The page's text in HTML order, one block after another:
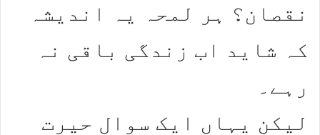
نقصان؟ ہر لمحہ یہ اندیشہ
کہ شاید اب زندگی باقی نہ
رہے۔
لیکن یہاں ایک سوال حیرت